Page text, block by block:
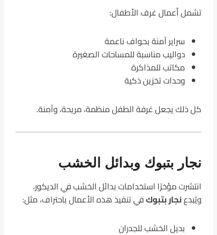
تشمل أعمال غرف الأطفال:
سراير آمنة بحواف ناعمة
دواليب مناسبة للمساحات الصغيرة
مكاتب للمذاكرة
وحدات تخزين ذكية
كل ذلك يجعل غرفة الطفل منظمة، مريحة، وآمنة.
نجار بتبوك وبدائل الخشب
انتشرت مؤخرًا استخدامات بدائل الخشب في الديكور،
ويُبدعنجار بتبوكفي تنفيذ هذه الأعمال باحتراف، مثل:
بديل الخشب للجدران